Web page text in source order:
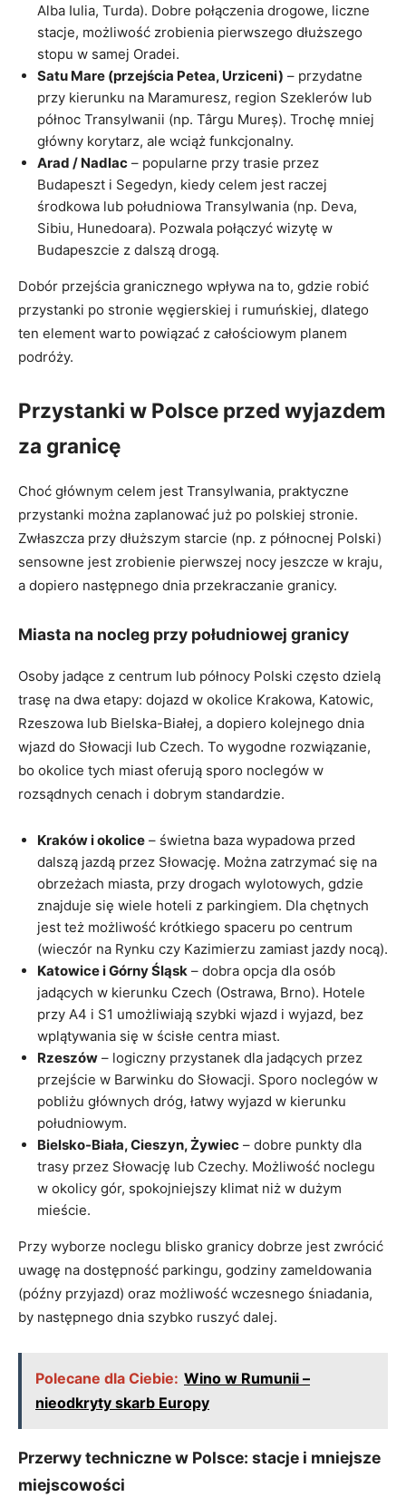
Alba Iulia, Turda). Dobre połączenia drogowe, liczne
stacje, możliwość zrobienia pierwszego dłuższego
stopu w samej Oradei.
Satu Mare (przejścia Petea, Urziceni) – przydatne
przy kierunku na Maramuresz, region Szeklerów lub
północ Transylwanii (np. Târgu Mureș). Trochę mniej
główny korytarz, ale wciąż funkcjonalny.
Arad / Nadlac – popularne przy trasie przez
Budapeszt i Segedyn, kiedy celem jest raczej
środkowa lub południowa Transylwania (np. Deva,
Sibiu, Hunedoara). Pozwala połączyć wizytę w
Budapeszcie z dalszą drogą.
Dobór przejścia granicznego wpływa na to, gdzie robić
przystanki po stronie węgierskiej i rumuńskiej, dlatego
ten element warto powiązać z całościowym planem
podróży.
Przystanki w Polsce przed wyjazdem
za granicę
Choć głównym celem jest Transylwania, praktyczne
przystanki można zaplanować już po polskiej stronie.
Zwłaszcza przy dłuższym starcie (np. z północnej Polski)
sensowne jest zrobienie pierwszej nocy jeszcze w kraju,
a dopiero następnego dnia przekraczanie granicy.
Miasta na nocleg przy południowej granicy
Osoby jadące z centrum lub północy Polski często dzielą
trasę na dwa etapy: dojazd w okolice Krakowa, Katowic,
Rzeszowa lub Bielska-Białej, a dopiero kolejnego dnia
wjazd do Słowacji lub Czech. To wygodne rozwiązanie,
bo okolice tych miast oferują sporo noclegów w
rozsądnych cenach i dobrym standardzie.
Kraków i okolice – świetna baza wypadowa przed
dalszą jazdą przez Słowację. Można zatrzymać się na
obrzeżach miasta, przy drogach wylotowych, gdzie
znajduje się wiele hoteli z parkingiem. Dla chętnych
jest też możliwość krótkiego spaceru po centrum
(wieczór na Rynku czy Kazimierzu zamiast jazdy nocą).
Katowice i Górny Śląsk – dobra opcja dla osób
jadących w kierunku Czech (Ostrawa, Brno). Hotele
przy A4 i S1 umożliwiają szybki wjazd i wyjazd, bez
wplątywania się w ścisłe centra miast.
Rzeszów – logiczny przystanek dla jadących przez
przejście w Barwinku do Słowacji. Sporo noclegów w
pobliżu głównych dróg, łatwy wyjazd w kierunku
południowym.
Bielsko-Biała, Cieszyn, Żywiec – dobre punkty dla
trasy przez Słowację lub Czechy. Możliwość noclegu
w okolicy gór, spokojniejszy klimat niż w dużym
mieście.
Przy wyborze noclegu blisko granicy dobrze jest zwrócić
uwagę na dostępność parkingu, godziny zameldowania
(późny przyjazd) oraz możliwość wczesnego śniadania,
by następnego dnia szybko ruszyć dalej.
Polecane dla Ciebie: Wino w Rumunii –
nieodkryty skarb Europy
Przerwy techniczne w Polsce: stacje i mniejsze
miejscowości